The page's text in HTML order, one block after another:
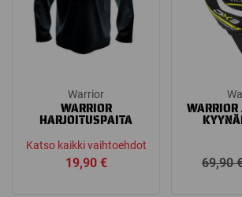
Warrior
WARRIOR
HARJOITUSPAITA
Katso kaikki vaihtoehdot
19,90 € 69,90